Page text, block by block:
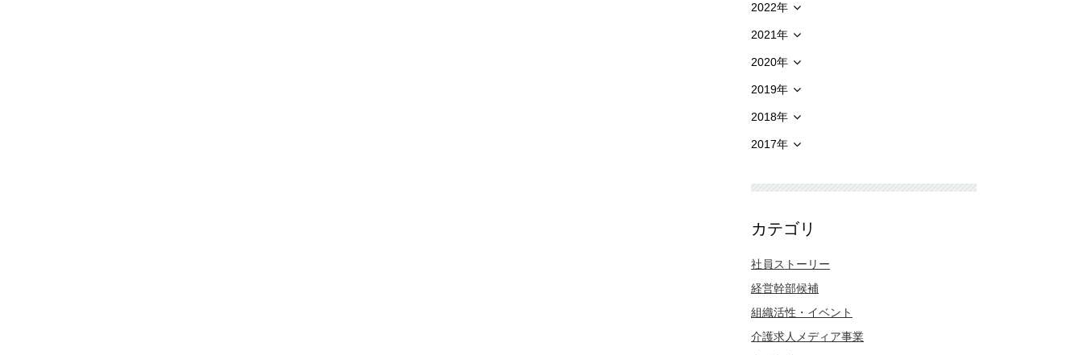
2022年
2021年
2020年
2019年
2018年
2017年
カテゴリ
社員ストーリー
経営幹部候補
組織活性・イベント
介護求人メディア事業